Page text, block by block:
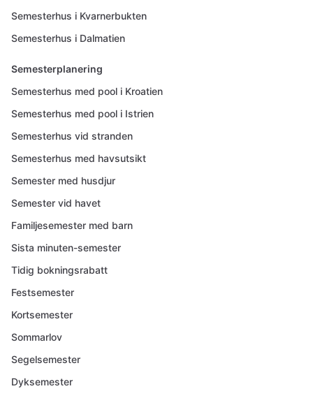
Semesterhus i Kvarnerbukten
Semesterhus i Dalmatien
Semesterplanering
Semesterhus med pool i Kroatien
Semesterhus med pool i Istrien
Semesterhus vid stranden
Semesterhus med havsutsikt
Semester med husdjur
Semester vid havet
Familjesemester med barn
Sista minuten-semester
Tidig bokningsrabatt
Festsemester
Kortsemester
Sommarlov
Segelsemester
Dyksemester